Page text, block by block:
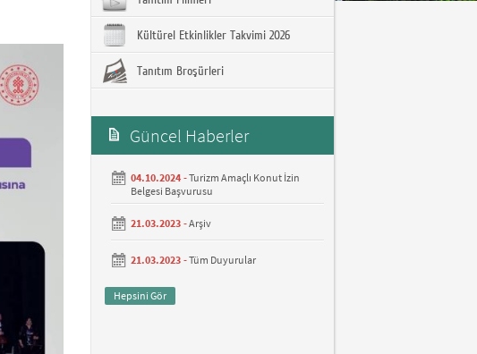
Kültürel Etkinlikler Takvimi 2026
Tanıtım Broşürleri
Güncel Haberler
04.10.2024 -Turizm Amaçlı Konut İzin
Belgesi Başvurusu
21.03.2023 -Arşiv
21.03.2023 -Tüm Duyurular
Hepsini Gör